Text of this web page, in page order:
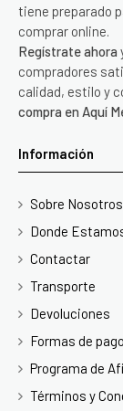
tiene preparado
comprar online.
Regístrate ahora
compradores
calidad, estilo y
compra en Aquí
Información
Sobre Nosotros
Donde
Contactar
Transporte
Devoluciones
Formas de pago
Programa de
Términos y